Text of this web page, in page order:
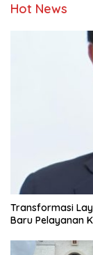
Hot News
Transformasi
Baru Pelayanan